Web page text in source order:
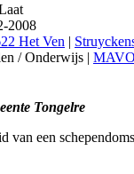
2008
Het Ven |
/ Onderwijs |
Tongelre
van een